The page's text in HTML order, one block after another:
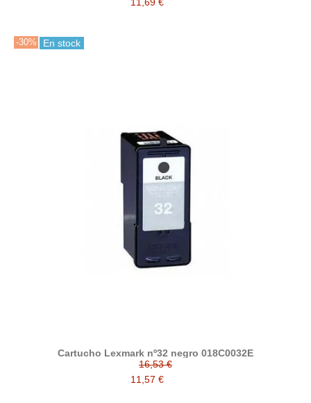
11,69 €
-30% En stock
Cartucho Lexmark nº32 negro 018C0032E
16,53 €
11,57 €